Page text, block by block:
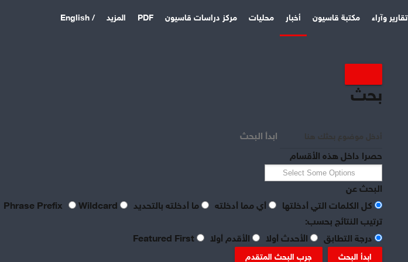
تقارير وآراء مكتبة قاسيون أخبار محليات مركز دراسات قاسيون PDF المزيد / English
بحث
ابدأ البحث
حصرا داخل هذه الأقسام
البحث عن
كل الكلمات التي أدخلتها
أي مما أدخلته ما أدخلته بالتحديد
Wildcard
ترتيب النتائج بحسب:
درجة التطابق
الأحدث أولا الأقدم أولا
ابدأ البحث جرب البحث المتقدم
تعقيبٌ عمالي على طروحات
الصناعي نور الدين سمحا حول